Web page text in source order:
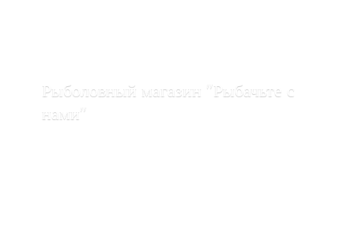
Рыболовный магазин "Рыбачьте с
нами"